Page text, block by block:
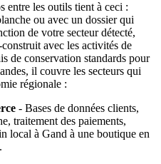
entre les outils tient à ceci :
ou avec un dossier qui
de votre secteur détecté,
avec les activités de
de conservation standards pour
il couvre les secteurs qui
régionale :
- Bases de données clients,
traitement des paiements,
local à Gand à une boutique en